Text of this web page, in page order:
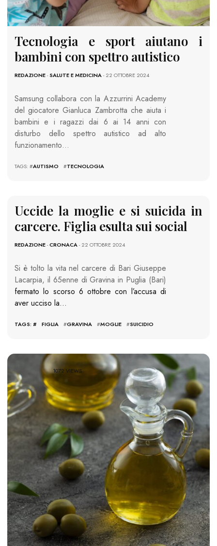
Tecnologia e sport aiutano i
bambini con spettro autistico
REDAZIONE-SALUTE E MEDICINA- 22 OTTOBRE 2024
Samsung collabora con la Azzurrini Academy
del giocatore Gianluca Zambrotta che aiuta i
bambini e i ragazzi dai 6 ai 14 anni con
disturbo dello spettro autistico ad alto
funzionamento…
TAGS: #AUTISMO #TECNOLOGIA
Uccide la moglie e si suicida in
carcere. Figlia esulta sui social
REDAZIONE-CRONACA- 22 OTTOBRE 2024
Si è tolto la vita nel carcere di Bari Giuseppe
Lacarpia, il 65enne di Gravina in Puglia (Bari)
fermato lo scorso 6 ottobre con l’accusa di
aver ucciso la…
TAGS: # FIGLIA #GRAVINA #MOGLIE #SUICIDIO
1072 VIEWS